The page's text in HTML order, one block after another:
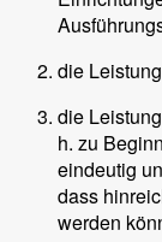
die
die
h. zu
eindeutig
dass
werden